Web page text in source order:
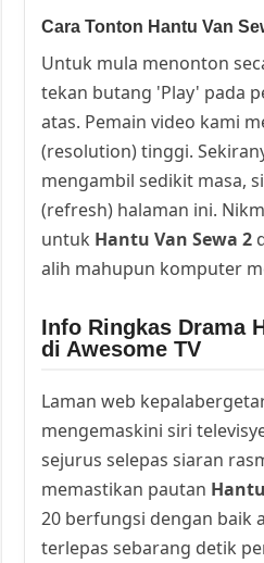
Cara Tonton Hantu Van
Untuk mula menonton
tekan butang 'Play' pada
atas. Pemain video kami
(resolution) tinggi.
mengambil sedikit masa,
(refresh) halaman ini.
untuk Hantu Van Sewa 2
alih mahupun komputer
Info Ringkas Drama
di Awesome TV
Laman web
mengemaskini siri
sejurus selepas siaran
memastikan pautan
20 berfungsi dengan baik
terlepas sebarang detik